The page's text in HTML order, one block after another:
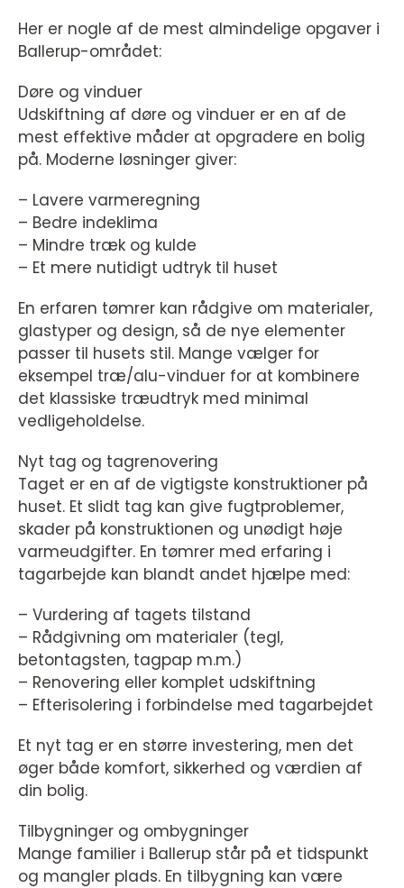
Her er nogle af de mest almindelige opgaver i
Ballerup-området:
Døre og vinduer
Udskiftning af døre og vinduer er en af de
mest effektive måder at opgradere en bolig
på. Moderne løsninger giver:
– Lavere varmeregning
– Bedre indeklima
– Mindre træk og kulde
– Et mere nutidigt udtryk til huset
En erfaren tømrer kan rådgive om materialer,
glastyper og design, så de nye elementer
passer til husets stil. Mange vælger for
eksempel træ/alu-vinduer for at kombinere
det klassiske træudtryk med minimal
vedligeholdelse.
Nyt tag og tagrenovering
Taget er en af de vigtigste konstruktioner på
huset. Et slidt tag kan give fugtproblemer,
skader på konstruktionen og unødigt høje
varmeudgifter. En tømrer med erfaring i
tagarbejde kan blandt andet hjælpe med:
– Vurdering af tagets tilstand
– Rådgivning om materialer (tegl,
betontagsten, tagpap m.m.)
– Renovering eller komplet udskiftning
– Efterisolering i forbindelse med tagarbejdet
Et nyt tag er en større investering, men det
øger både komfort, sikkerhed og værdien af
din bolig.
Tilbygninger og ombygninger
Mange familier i Ballerup står på et tidspunkt
og mangler plads. En tilbygning kan være